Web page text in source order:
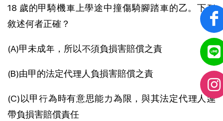
18 歲的甲騎機車上學途中撞傷騎腳踏車的乙。下列
敘述何者正確？
(A)甲未成年，所以不須負損害賠償之責
(B)由甲的法定代理人負損害賠償之責
(C)以甲行為時有意思能力為限，與其法定代理人連
帶負損害賠償責任